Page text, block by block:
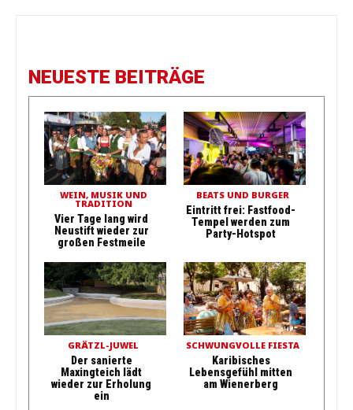
NEUESTE BEITRÄGE
WEIN, MUSIK UND
TRADITION
Vier Tage lang wird
Neustift wieder zur
großen Festmeile
BEATS UND BURGER
Eintritt frei: Fastfood-
Tempel werden zum
Party-Hotspot
GRÄTZL-JUWEL
Der sanierte
Maxingteich lädt
wieder zur Erholung
ein
SCHWUNGVOLLE FIESTA
Karibisches
Lebensgefühl mitten
am Wienerberg